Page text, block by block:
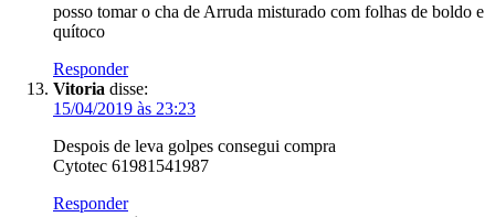
posso tomar o cha de Arruda misturado com folhas de boldo e
quítoco
Responder
Vitoria disse:
15/04/2019 às 23:23
Despois de leva golpes consegui compra
Cytotec 61981541987
Responder